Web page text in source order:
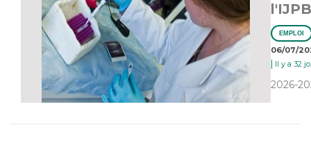
l'IJPB
EMPLOI
06/07/
| Il y a 32
2026-